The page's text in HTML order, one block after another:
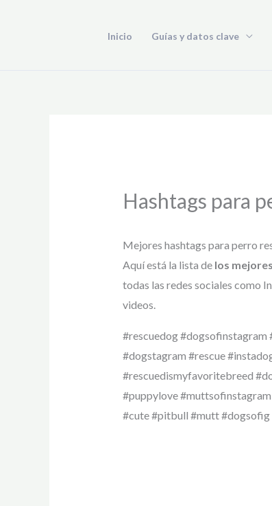
Inicio Guías y datos clave
Hashtags para
Mejores hashtags para perro
Aquí está la lista de los
todas las redes sociales como
videos.
#rescuedog
#dogstagram #rescue
#rescuedismyfavoritebreed
#puppylove
#cute #pitbull #mutt